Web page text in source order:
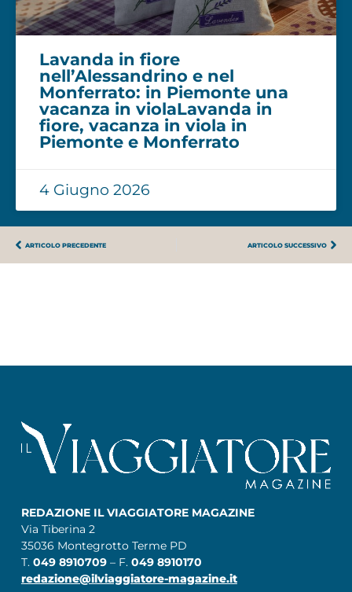
Lavanda in fiore
nell’Alessandrino e nel
Monferrato: in Piemonte una
vacanza in violaLavanda in
fiore, vacanza in viola in
Piemonte e Monferrato
4 Giugno 2026
ARTICOLO PRECEDENTE ARTICOLO SUCCESSIVO
REDAZIONE IL VIAGGIATORE MAGAZINE
Via Tiberina 2
35036 Montegrotto Terme PD
T. 049 8910709 – F. 049 8910170
redazione@ilviaggiatore-magazine.it